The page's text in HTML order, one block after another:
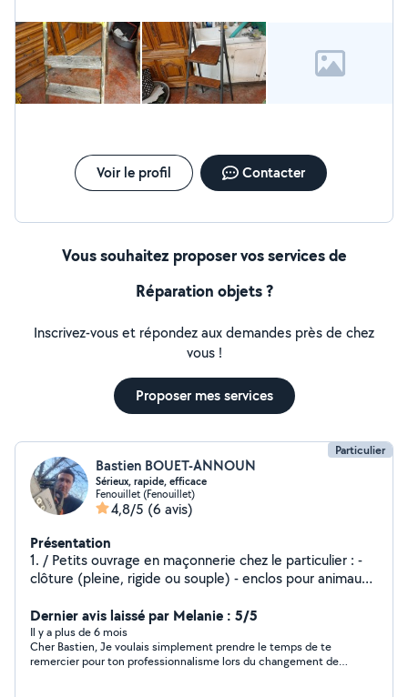
Voir le profil Contacter
Vous souhaitez proposer vos services de
Réparation objets ?
Inscrivez-vous et répondez aux demandes près de chez
vous !
Proposer mes services
Particulier
Bastien BOUET-ANNOUN
Sérieux, rapide, efficace
Fenouillet (Fenouillet)
4,8/5 (6 avis)
Présentation
1. / Petits ouvrage en maçonnerie chez le particulier : -
clôture (pleine, rigide ou souple) - enclos pour animaux -
évacuation eaux usées/ raccordement tout à l'égout 2/
Espaces verts : - tonte de pelouse - taille de haie -
petits travaux d'élagage - déssouchage 3/ Entretien
courant des véhicules particuliers : - vidange et purge
Dernier avis laissé par Melanie : 5/5
Il y a plus de 6 mois
Cher Bastien, Je voulais simplement prendre le temps de te
remercier pour ton professionnalisme lors du changement de